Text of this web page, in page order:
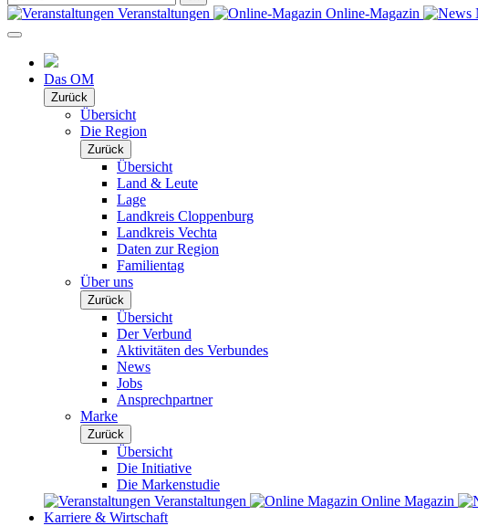
Veranstaltungen Online-Magazin
Das OM
Zurück
Übersicht
Die Region
Zurück
Übersicht
Land & Leute
Lage
Landkreis Cloppenburg
Landkreis Vechta
Daten zur Region
Familientag
Über uns
Zurück
Übersicht
Der Verbund
Aktivitäten des Verbundes
News
Jobs
Ansprechpartner
Marke
Zurück
Übersicht
Die Initiative
Die Markenstudie
Veranstaltungen
Online Magazin
Karriere & Wirtschaft